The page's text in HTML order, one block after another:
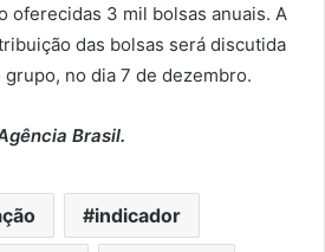
oferecidas 3 mil bolsas anuais. A
das bolsas será discutida
no dia 7 de dezembro.
Brasil.
indicador